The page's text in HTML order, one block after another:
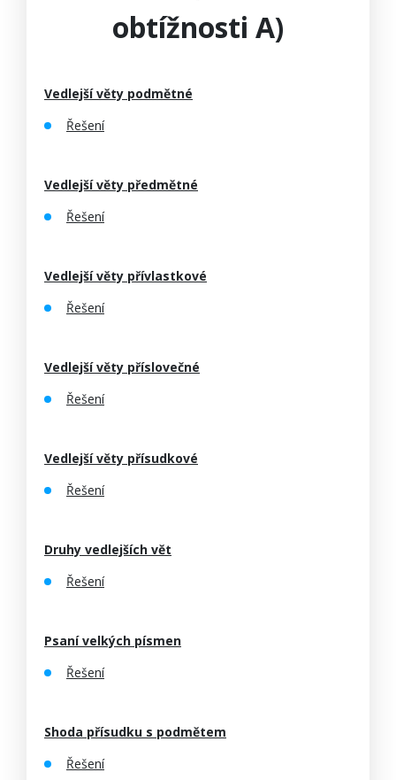
obtížnosti A)
Vedlejší věty podmětné
Řešení
Vedlejší věty předmětné
Řešení
Vedlejší věty přívlastkové
Řešení
Vedlejší věty příslovečné
Řešení
Vedlejší věty přísudkové
Řešení
Druhy vedlejších vět
Řešení
Psaní velkých písmen
Řešení
Shoda přísudku s podmětem
Řešení